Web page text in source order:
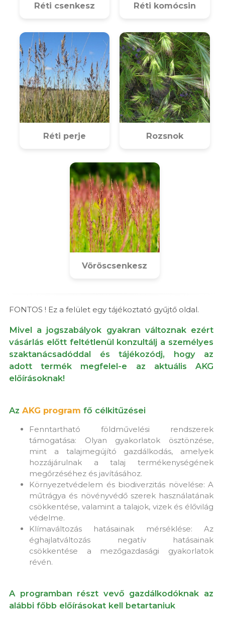
Réti csenkesz Réti komócsin
Réti perje Rozsnok
Vöröscsenkesz
FONTOS ! Ez a felület egy tájékoztató gyűjtő oldal.
Mivel a jogszabályok gyakran változnak ezért
vásárlás előtt feltétlenül konzultálj a személyes
szaktanácsadóddal és tájékozódj, hogy az
adott termék megfelel-e az aktuális AKG
előírásoknak!
Az AKG program fő célkitűzései
Fenntartható földművelési rendszerek
támogatása: Olyan gyakorlatok ösztönzése,
mint a talajmegújító gazdálkodás, amelyek
hozzájárulnak a talaj termékenységének
megőrzéséhez és javításához.
Környezetvédelem és biodiverzitás növelése: A
műtrágya és növényvédő szerek használatának
csökkentése, valamint a talajok, vizek és élővilág
védelme.
Klímaváltozás hatásainak mérséklése: Az
éghajlatváltozás negatív hatásainak
csökkentése a mezőgazdasági gyakorlatok
révén.
A programban részt vevő gazdálkodóknak az
alábbi főbb előírásokat kell betartaniuk